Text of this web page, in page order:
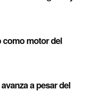
como motor del
a pesar del